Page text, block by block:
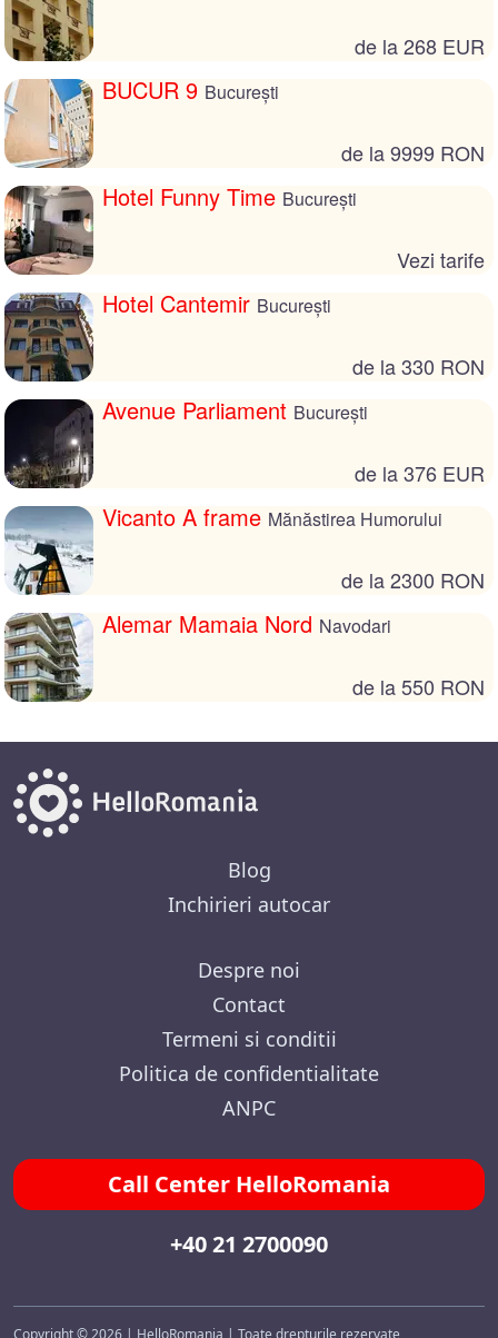
de la 268 EUR
BUCUR 9 București
de la 9999 RON
Hotel Funny Time București
Vezi tarife
Hotel Cantemir București
de la 330 RON
Avenue Parliament București
de la 376 EUR
Vicanto A frame Mănăstirea Humorului
de la 2300 RON
Alemar Mamaia Nord Navodari
de la 550 RON
Blog
Inchirieri autocar
Despre noi
Contact
Termeni si conditii
Politica de confidentialitate
ANPC
Call Center HelloRomania
+40 21 2700090